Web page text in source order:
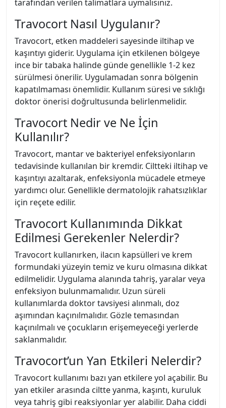
tarafından verilen talimatlara uymalısınız.
Travocort Nasıl Uygulanır?
Travocort, etken maddeleri sayesinde iltihap ve
kaşıntıyı giderir. Uygulama için etkilenen bölgeye
ince bir tabaka halinde günde genellikle 1-2 kez
sürülmesi önerilir. Uygulamadan sonra bölgenin
kapatılmaması önemlidir. Kullanım süresi ve sıklığı
doktor önerisi doğrultusunda belirlenmelidir.
Travocort Nedir ve Ne İçin
Kullanılır?
Travocort, mantar ve bakteriyel enfeksiyonların
tedavisinde kullanılan bir kremdir. Ciltteki iltihap ve
kaşıntıyı azaltarak, enfeksiyonla mücadele etmeye
yardımcı olur. Genellikle dermatolojik rahatsızlıklar
için reçete edilir.
Travocort Kullanımında Dikkat
Edilmesi Gerekenler Nelerdir?
Travocort kullanırken, ilacın kapsülleri ve krem
formundaki yüzeyin temiz ve kuru olmasına dikkat
edilmelidir. Uygulama alanında tahriş, yaralar veya
enfeksiyon bulunmamalıdır. Uzun süreli
kullanımlarda doktor tavsiyesi alınmalı, doz
aşımından kaçınılmalıdır. Gözle temasından
kaçınılmalı ve çocukların erişemeyeceği yerlerde
saklanmalıdır.
Travocort’un Yan Etkileri Nelerdir?
Travocort kullanımı bazı yan etkilere yol açabilir. Bu
yan etkiler arasında ciltte yanma, kaşıntı, kuruluk
veya tahriş gibi reaksiyonlar yer alabilir. Daha ciddi